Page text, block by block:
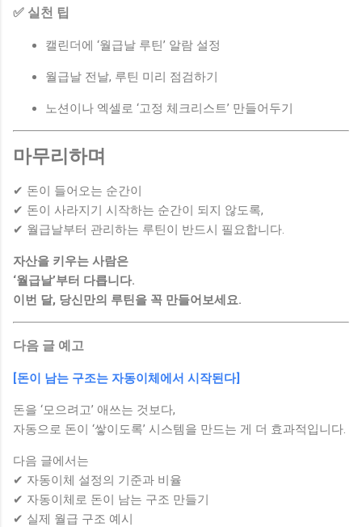
✅ 실천 팁
캘린더에 ‘월급날 루틴’ 알람 설정
월급날 전날, 루틴 미리 점검하기
노션이나 엑셀로 ‘고정 체크리스트’ 만들어두기
마무리하며
✔ 돈이 들어오는 순간이
✔ 돈이 사라지기 시작하는 순간이 되지 않도록,
✔ 월급날부터 관리하는 루틴이 반드시 필요합니다.
자산을 키우는 사람은
‘월급날’부터 다릅니다.
이번 달, 당신만의 루틴을 꼭 만들어보세요.
다음 글 예고
[돈이 남는 구조는 자동이체에서 시작된다]
돈을 ‘모으려고’ 애쓰는 것보다,
자동으로 돈이 ‘쌓이도록’ 시스템을 만드는 게 더 효과적입니다.
다음 글에서는
✔ 자동이체 설정의 기준과 비율
✔ 자동이체로 돈이 남는 구조 만들기
✔ 실제 월급 구조 예시